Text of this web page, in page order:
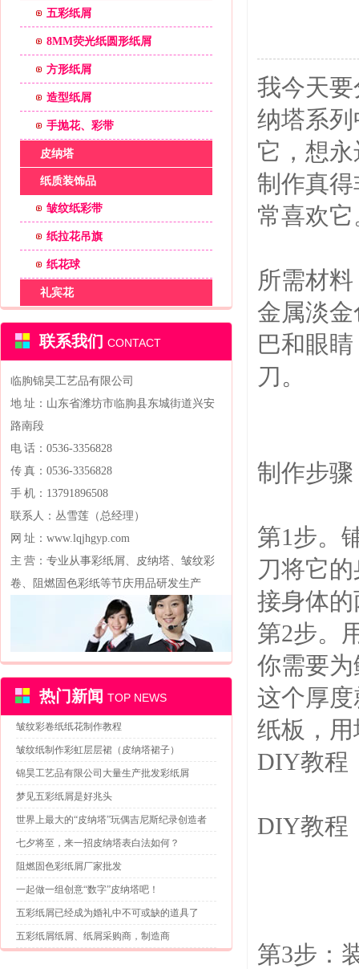
五彩纸屑
8MM荧光纸圆形纸屑
方形纸屑
造型纸屑
手抛花、彩带
皮纳塔
纸质装饰品
皱纹纸彩带
纸拉花吊旗
纸花球
礼宾花
联系我们 CONTACT
临朐锦昊工艺品有限公司
地 址：山东省潍坊市临朐县东城街道兴安
路南段
电 话：0536-3356828
传 真：0536-3356828
手 机：13791896508
联系人：丛雪莲（总经理）
网 址：www.lqjhgyp.com
主 营：专业从事彩纸屑、皮纳塔、皱纹彩
卷、阻燃固色彩纸等节庆用品研发生产
热门新闻 TOP NEWS
皱纹彩卷纸纸花制作教程
皱纹纸制作彩虹层层裙（皮纳塔裙子）
锦昊工艺品有限公司大量生产批发彩纸屑
梦见五彩纸屑是好兆头
世界上最大的“皮纳塔”玩偶吉尼斯纪录创造者
七夕将至，来一招皮纳塔表白法如何？
阻燃固色彩纸屑厂家批发
一起做一组创意“数字”皮纳塔吧！
五彩纸屑已经成为婚礼中不可或缺的道具了
五彩纸屑纸屑、纸屑采购商，制造商
我今天
纳塔系
它，想
制作真
常喜欢
所需材料
金属淡
巴和眼
刀。
制作步骤
第1步。
刀将它
接身体
第2步。
你需要
这个厚
纸板，
DIY教程
DIY教程
第3步：